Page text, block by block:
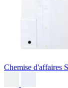
Chemise